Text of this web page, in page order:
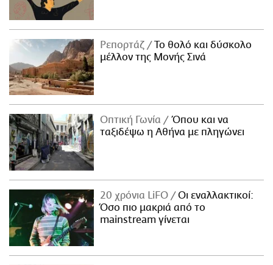
Ρεπορτάζ
Το θολό και δύσκολο
μέλλον της Μονής Σινά
Οπτική Γωνία
Όπου και να
ταξιδέψω η Αθήνα με πληγώνει
20 χρόνια LiFO
Οι εναλλακτικοί:
Όσο πιο μακριά από το
mainstream γίνεται